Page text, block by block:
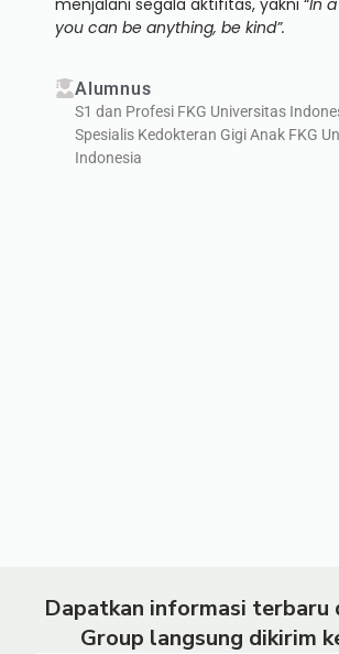
menjalani segala aktifitas, yakni “In
you can be anything, be kind”.
Alumnus
S1 dan Profesi FKG Universitas
Spesialis Kedokteran Gigi Anak FKG
Indonesia
Dapatkan informasi terbaru
Group langsung dikirim